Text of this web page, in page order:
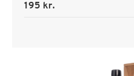
195 kr.